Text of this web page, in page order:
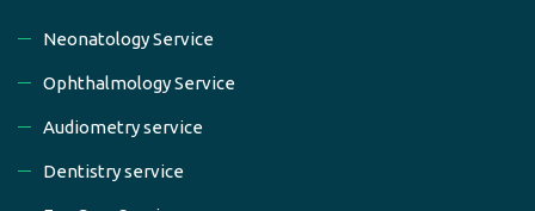
Neonatology Service
Ophthalmology Service
Audiometry service
Dentistry service